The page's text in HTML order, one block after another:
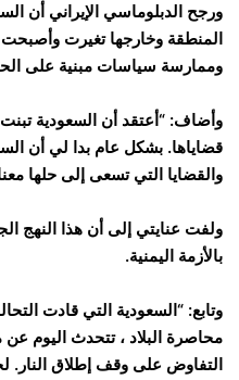
ورجح الدبلوماسي الإيراني أن
المنطقة وخارجها تغيرت وأصبحت
وممارسة سياسات مبنية على
وأضاف: “أعتقد أن السعودية
قضاياها. بشكل عام بدا لي أن
والقضايا التي تسعى إلى حلها
ولفت عنايتي إلى أن هذا النهج
بالأزمة اليمنية.
وتابع: “السعودية التي قادت
محاصرة البلاد ، تتحدث اليوم عن
التفاوض على وقف إطلاق النار.